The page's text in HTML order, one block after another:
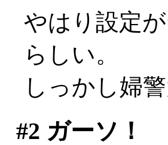
やはり設定
らしい。
しっかし婦
#2 ガーソ！